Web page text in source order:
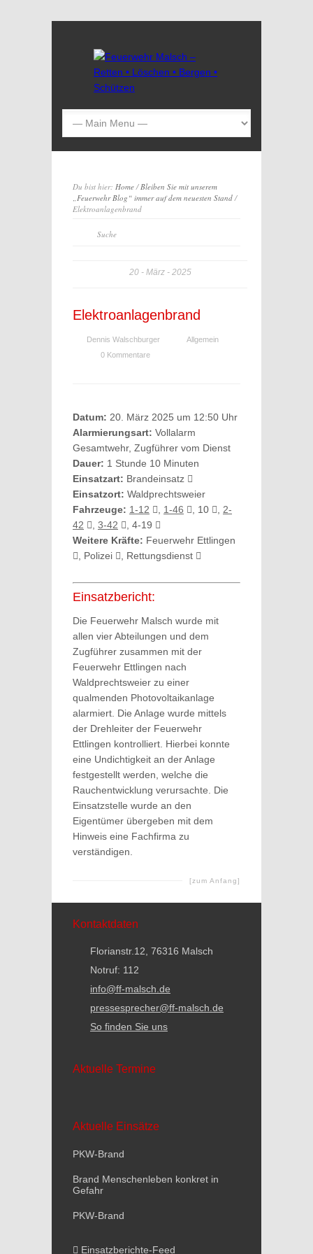
Du bist hier: Home/Bleiben Sie mit unserem
„Feuerwehr Blog“ immer auf dem neuesten Stand/
Elektroanlagenbrand
20 März 2025
Elektroanlagenbrand
Dennis Walschburger
Allgemein
0 Kommentare
Datum: 20. März 2025 um 12:50 Uhr
Alarmierungsart: Vollalarm
Gesamtwehr, Zugführer vom Dienst
Dauer: 1 Stunde 10 Minuten
Einsatzart: Brandeinsatz
Einsatzort: Waldprechtsweier
Fahrzeuge: 1-12 1-46 , 10
2-
42
3-42
, 4-19
Weitere Kräfte: Feuerwehr Ettlingen
, Polizei
, Rettungsdienst
Einsatzbericht:
Die Feuerwehr Malsch wurde mit
allen vier Abteilungen und dem
Zugführer zusammen mit der
Feuerwehr Ettlingen nach
Waldprechtsweier zu einer
qualmenden Photovoltaikanlage
alarmiert. Die Anlage wurde mittels
der Drehleiter der Feuerwehr
Ettlingen kontrolliert. Hierbei konnte
eine Undichtigkeit an der Anlage
festgestellt werden, welche die
Rauchentwicklung verursachte. Die
Einsatzstelle wurde an den
Eigentümer übergeben mit dem
Hinweis eine Fachfirma zu
verständigen.
[zum Anfang]
Kontaktdaten
Florianstr.12, 76316 Malsch
Notruf: 112
info@ff-malsch.de
pressesprecher@ff-malsch.de
So finden Sie uns
Aktuelle Termine
Aktuelle Einsätze
PKW-Brand
Brand Menschenleben konkret in
Gefahr
PKW-Brand
Einsatzberichte-Feed